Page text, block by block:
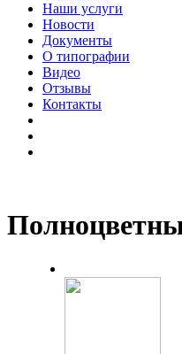
Наши услуги
Новости
Документы
О типографии
Видео
Отзывы
Контакты